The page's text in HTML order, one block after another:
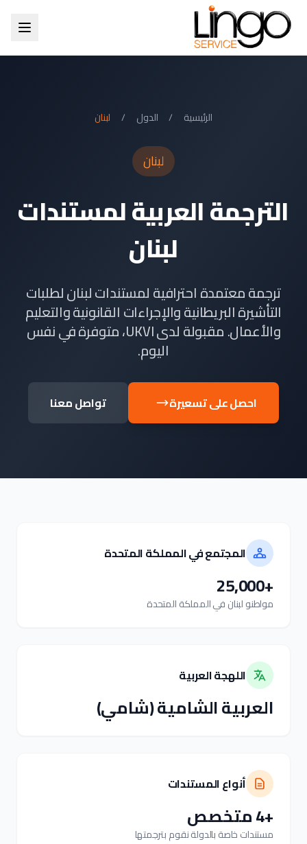
الرئيسية / الدول / لبنان
لبنان
الترجمة العربية لمستندات
لبنان
ترجمة معتمدة احترافية لمستندات لبنان لطلبات
التأشيرة البريطانية والإجراءات القانونية والتعليم
والأعمال. مقبولة لدى UKVI، متوفرة في نفس
اليوم.
احصل على تسعيرة تواصل معنا
المجتمع في المملكة المتحدة
+25,000
مواطنو لبنان في المملكة المتحدة
اللهجة العربية
العربية الشامية (شامي)
أنواع المستندات
+4 متخصص
مستندات خاصة بالدولة نقوم بترجمتها